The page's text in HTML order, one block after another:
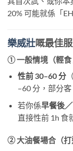
20% 可能就係「
樂威壯嘅最佳
① 一般情境（輕食
性前 30–60 分
–60 分，部分客
若你係早餐後
直接性前 1h 食
② 大油餐場合（打